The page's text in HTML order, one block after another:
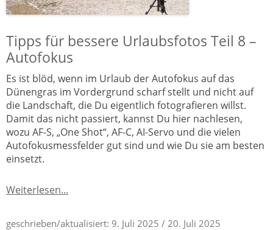
Tipps für bessere Urlaubsfotos Teil 8 –
Autofokus
Es ist blöd, wenn im Urlaub der Autofokus auf das
Dünengras im Vordergrund scharf stellt und nicht auf
die Landschaft, die Du eigentlich fotografieren willst.
Damit das nicht passiert, kannst Du hier nachlesen,
wozu AF-S, „One Shot“, AF-C, AI-Servo und die vielen
Autofokusmessfelder gut sind und wie Du sie am besten
einsetzt.
Weiterlesen...
geschrieben/aktualisiert: 9. Juli 2025 / 20. Juli 2025